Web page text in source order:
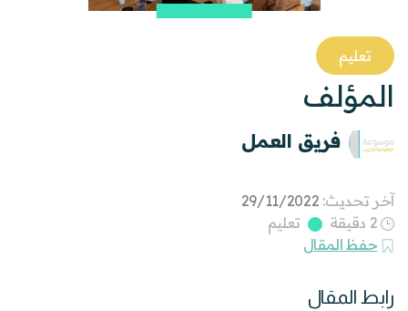
تعليم
المؤلف
فريق العمل
آخر تحديث: 29/11/2022
2 دقيقة
تعليم
حفظ المقال
رابط المقال